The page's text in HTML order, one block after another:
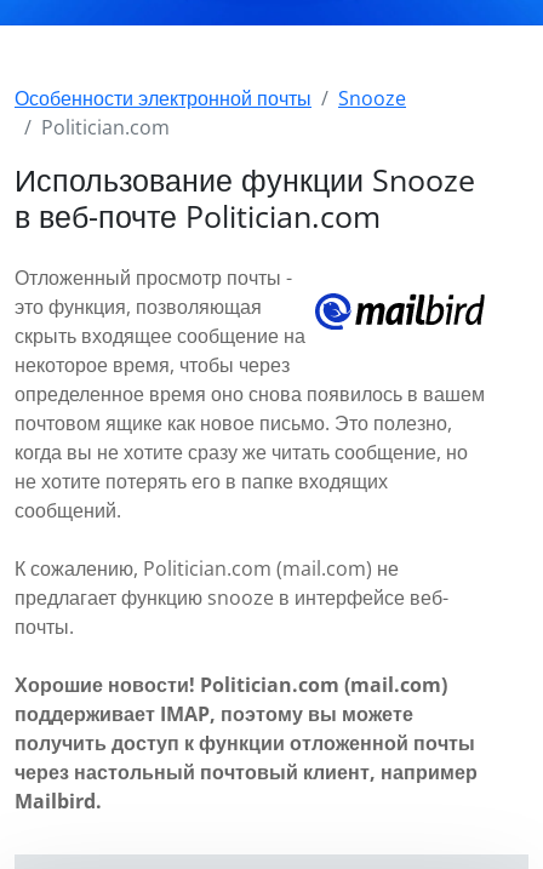
Особенности электронной почты
Snooze
Politician.com
Использование функции Snooze
в веб-почте Politician.com
Отложенный просмотр почты -
это функция, позволяющая
скрыть входящее сообщение на
некоторое время, чтобы через
определенное время оно снова появилось в вашем
почтовом ящике как новое письмо. Это полезно,
когда вы не хотите сразу же читать сообщение, но
не хотите потерять его в папке входящих
сообщений.
К сожалению, Politician.com (mail.com) не
предлагает функцию snooze в интерфейсе веб-
почты.
Хорошие новости! Politician.com (mail.com)
поддерживает IMAP, поэтому вы можете
получить доступ к функции отложенной почты
через настольный почтовый клиент, например
Mailbird.